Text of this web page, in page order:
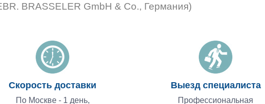
BRASSELER GmbH & Co., Германия)
Скорость доставки
По Москве - 1 день,
Выезд специалиста
Профессиональная